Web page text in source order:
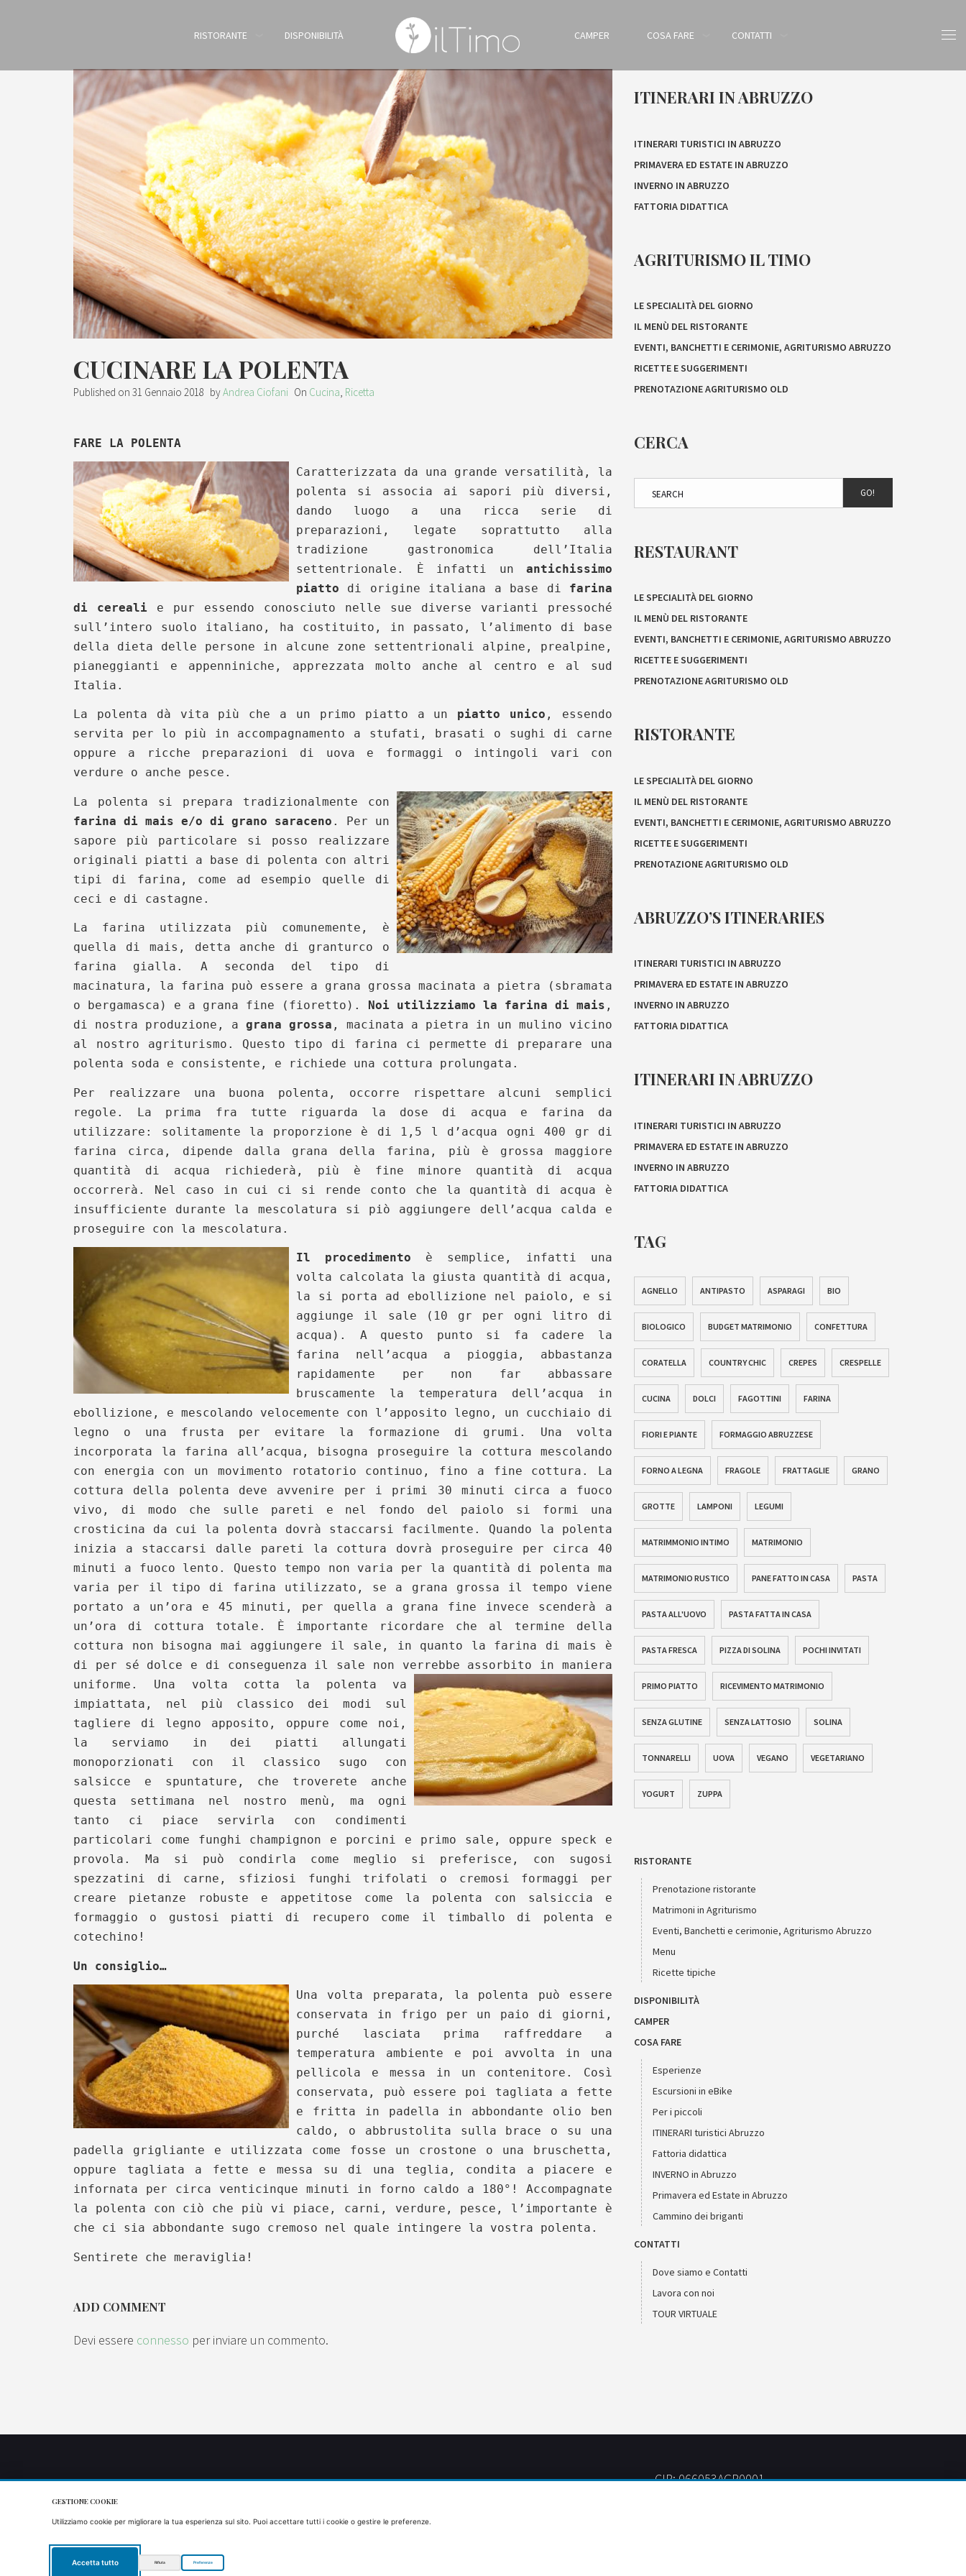
RISTORANTE DISPONIBILITÀ CAMPER COSA FARE CONTATTI
CUCINARE LA POLENTA
Published on 31 Gennaio 2018 byAndrea Ciofani On Cucina, Ricetta
FARE LA POLENTA
Caratterizzata da una grande versatilità, la
polenta si associa ai sapori più diversi,
dando luogo a una ricca serie di
preparazioni, legate soprattutto alla
tradizione gastronomica dell’Italia
settentrionale. È infatti un antichissimo
piatto di origine italiana a base di farina
di cereali e pur essendo conosciuto nelle sue diverse varianti pressoché
sull’intero suolo italiano, ha costituito, in passato, l’alimento di base
della dieta delle persone in alcune zone settentrionali alpine, prealpine,
pianeggianti e appenniniche, apprezzata molto anche al centro e al sud
Italia.
La polenta dà vita più che a un primo piatto a un piatto unico , essendo
servita per lo più in accompagnamento a stufati, brasati o sughi di carne
oppure a ricche preparazioni di uova e formaggi o intingoli vari con
verdure o anche pesce.
La polenta si prepara tradizionalmente con
farina di mais e/o di grano saraceno . Per un
sapore più particolare si posso realizzare
originali piatti a base di polenta con altri
tipi di farina, come ad esempio quelle di
ceci e di castagne.
La farina utilizzata più comunemente, è
quella di mais, detta anche di granturco o
farina gialla. A seconda del tipo di
macinatura, la farina può essere a grana grossa macinata a pietra (sbramata
o bergamasca) e a grana fine (fioretto). Noi utilizziamo la farina di mais ,
di nostra produzione, a grana grossa , macinata a pietra in un mulino vicino
al nostro agriturismo. Questo tipo di farina ci permette di preparare una
polenta soda e consistente, e richiede una cottura prolungata.
Per realizzare una buona polenta, occorre rispettare alcuni semplici
regole. La prima fra tutte riguarda la dose di acqua e farina da
utilizzare: solitamente la proporzione è di 1,5 l d’acqua ogni 400 gr di
farina circa, dipende dalla grana della farina, più è grossa maggiore
quantità di acqua richiederà, più è fine minore quantità di acqua
occorrerà. Nel caso in cui ci si rende conto che la quantità di acqua è
insufficiente durante la mescolatura si piò aggiungere dell’acqua calda e
proseguire con la mescolatura.
Il procedimento è semplice, infatti una
volta calcolata la giusta quantità di acqua,
la si porta ad ebollizione nel paiolo, e si
aggiunge il sale (10 gr per ogni litro di
acqua). A questo punto si fa cadere la
farina nell’acqua a pioggia, abbastanza
rapidamente per non far abbassare
bruscamente la temperatura dell’acqua in
ebollizione, e mescolando velocemente con l’apposito legno, un cucchiaio di
legno o una frusta per evitare la formazione di grumi. Una volta
incorporata la farina all’acqua, bisogna proseguire la cottura mescolando
con energia con un movimento rotatorio continuo, fino a fine cottura. La
cottura della polenta deve avvenire per i primi 30 minuti circa a fuoco
vivo, di modo che sulle pareti e nel fondo del paiolo si formi una
crosticina da cui la polenta dovrà staccarsi facilmente. Quando la polenta
inizia a staccarsi dalle pareti la cottura dovrà proseguire per circa 40
minuti a fuoco lento. Questo tempo non varia per la quantità di polenta ma
varia per il tipo di farina utilizzato, se a grana grossa il tempo viene
portato a un’ora e 45 minuti, per quella a grana fine invece scenderà a
un’ora di cottura totale. È importante ricordare che al termine della
cottura non bisogna mai aggiungere il sale, in quanto la farina di mais è
di per sé dolce e di conseguenza il sale non verrebbe assorbito in maniera
uniforme. Una volta cotta la polenta va
impiattata, nel più classico dei modi sul
tagliere di legno apposito, oppure come noi,
la serviamo in dei piatti allungati
monoporzionati con il classico sugo con
salsicce e spuntature, che troverete anche
questa settimana nel nostro menù, ma ogni
tanto ci piace servirla con condimenti
particolari come funghi champignon e porcini e primo sale, oppure speck e
provola. Ma si può condirla come meglio si preferisce, con sugosi
spezzatini di carne, sfiziosi funghi trifolati o cremosi formaggi per
creare pietanze robuste e appetitose come la polenta con salsiccia e
formaggio o gustosi piatti di recupero come il timballo di polenta e
cotechino!
Un consiglio…
Una volta preparata, la polenta può essere
conservata in frigo per un paio di giorni,
purché lasciata prima raffreddare a
temperatura ambiente e poi avvolta in una
pellicola e messa in un contenitore. Così
conservata, può essere poi tagliata a fette
e fritta in padella in abbondante olio ben
caldo, o abbrustolita sulla brace o su una
padella grigliante e utilizzata come fosse un crostone o una bruschetta,
oppure tagliata a fette e messa su di una teglia, condita a piacere e
infornata per circa venticinque minuti in forno caldo a 180°! Accompagnate
la polenta con ciò che più vi piace, carni, verdure, pesce, l’importante è
che ci sia abbondante sugo cremoso nel quale intingere la vostra polenta.
Sentirete che meraviglia!
ADD COMMENT
Devi essere connesso per inviare un commento.
ITINERARI IN ABRUZZO
ITINERARI TURISTICI IN ABRUZZO
PRIMAVERA ED ESTATE IN ABRUZZO
INVERNO IN ABRUZZO
FATTORIA DIDATTICA
AGRITURISMO IL TIMO
LE SPECIALITÀ DEL GIORNO
IL MENÙ DEL RISTORANTE
EVENTI, BANCHETTI E CERIMONIE, AGRITURISMO ABRUZZO
RICETTE E SUGGERIMENTI
PRENOTAZIONE AGRITURISMO OLD
CERCA
GO!
RESTAURANT
LE SPECIALITÀ DEL GIORNO
IL MENÙ DEL RISTORANTE
EVENTI, BANCHETTI E CERIMONIE, AGRITURISMO ABRUZZO
RICETTE E SUGGERIMENTI
PRENOTAZIONE AGRITURISMO OLD
RISTORANTE
LE SPECIALITÀ DEL GIORNO
IL MENÙ DEL RISTORANTE
EVENTI, BANCHETTI E CERIMONIE, AGRITURISMO ABRUZZO
RICETTE E SUGGERIMENTI
PRENOTAZIONE AGRITURISMO OLD
ABRUZZO’S ITINERARIES
ITINERARI TURISTICI IN ABRUZZO
PRIMAVERA ED ESTATE IN ABRUZZO
INVERNO IN ABRUZZO
FATTORIA DIDATTICA
ITINERARI IN ABRUZZO
ITINERARI TURISTICI IN ABRUZZO
PRIMAVERA ED ESTATE IN ABRUZZO
INVERNO IN ABRUZZO
FATTORIA DIDATTICA
TAG
AGNELLO ANTIPASTO ASPARAGI BIO
BIOLOGICO BUDGET MATRIMONIO CONFETTURA
CORATELLA COUNTRY CHIC CREPES CRESPELLE
CUCINA DOLCI FAGOTTINI FARINA
FIORI E PIANTE FORMAGGIO ABRUZZESE
FORNO A LEGNA FRAGOLE FRATTAGLIE GRANO
GROTTE LAMPONI LEGUMI
MATRIMMONIO INTIMO MATRIMONIO
MATRIMONIO RUSTICO PANE FATTO IN CASA PASTA
PASTA ALL'UOVO PASTA FATTA IN CASA
PASTA FRESCA PIZZA DI SOLINA POCHI INVITATI
PRIMO PIATTO RICEVIMENTO MATRIMONIO
SENZA GLUTINE SENZA LATTOSIO SOLINA
TONNARELLI UOVA VEGANO VEGETARIANO
YOGURT ZUPPA
RISTORANTE
Prenotazione ristorante
Matrimoni in Agriturismo
Eventi, Banchetti e cerimonie, Agriturismo Abruzzo
Menu
Ricette tipiche
DISPONIBILITÀ
CAMPER
COSA FARE
Esperienze
Escursioni in eBike
Per i piccoli
ITINERARI turistici Abruzzo
Fattoria didattica
INVERNO in Abruzzo
Primavera ed Estate in Abruzzo
Cammino dei briganti
CONTATTI
Dove siamo e Contatti
Lavora con noi
TOUR VIRTUALE
CIR: 066053AGR0001
Copyright 2021 Agriturismo il Timo - P.IVA/VAT: IT01829190667
GESTIONE COOKIE
Utilizziamo cookie per migliorare la tua esperienza sul sito. Puoi accettare tutti i cookie o gestire le preferenze.
Accetta tutto Rifiuta Preferenze